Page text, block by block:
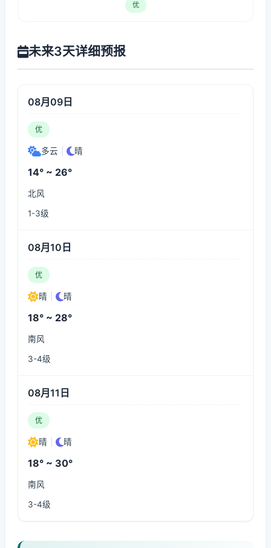
优
未来3天详细预报
08月09日
优
多云 晴
14° ~ 26°
北风
1-3级
08月10日
优
晴 晴
18° ~ 28°
南风
3-4级
08月11日
优
晴 晴
18° ~ 30°
南风
3-4级